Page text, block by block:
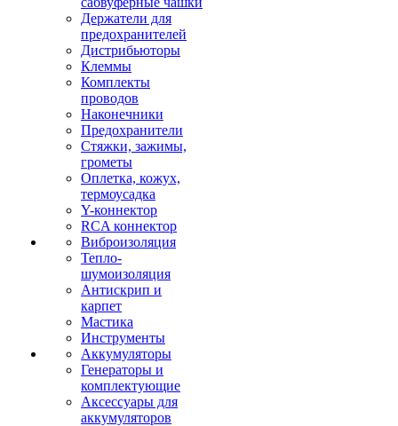
Держатели для
предохранителей
Дистрибьюторы
Клеммы
Комплекты
проводов
Наконечники
Предохранители
Стяжки, зажимы,
грометы
Оплетка, кожух,
термоусадка
Y-коннектор
RCA коннектор
Виброизоляция
Тепло-
шумоизоляция
Антискрип и
карпет
Мастика
Инструменты
Аккумуляторы
Генераторы и
комплектующие
Аксессуары для
аккумуляторов